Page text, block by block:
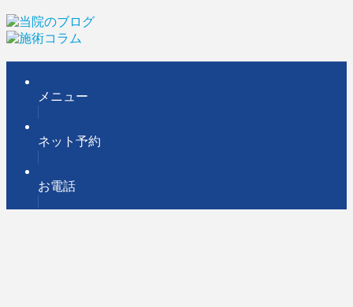
メニュー
ネット予約
お電話